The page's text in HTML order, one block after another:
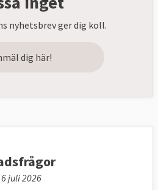
nyhetsbrev ger dig koll.
dig här!
juli 2026